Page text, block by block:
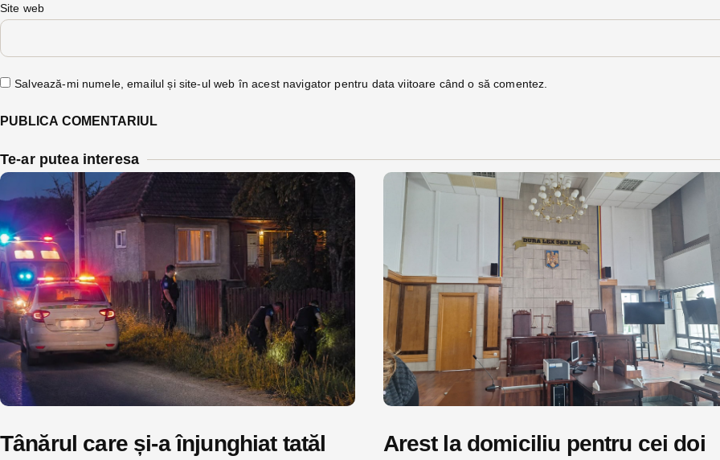
Site web
Salvează-mi numele, emailul și site-ul web în acest navigator pentru data viitoare când o să comentez.
Te-ar putea interesa
Tânărul care și-a înjunghiat tatăl
Arest la domiciliu pentru cei doi